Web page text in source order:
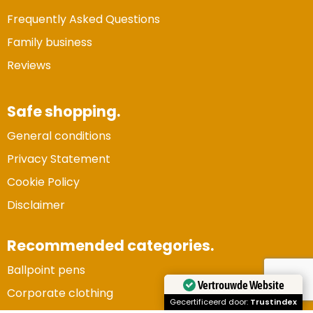
Frequently Asked Questions
Family business
Reviews
Safe shopping.
General conditions
Privacy Statement
Cookie Policy
Disclaimer
Recommended categories.
Ballpoint pens
Corporate clothing
Vertrouwde Website
Gecertificeerd door: Trustindex